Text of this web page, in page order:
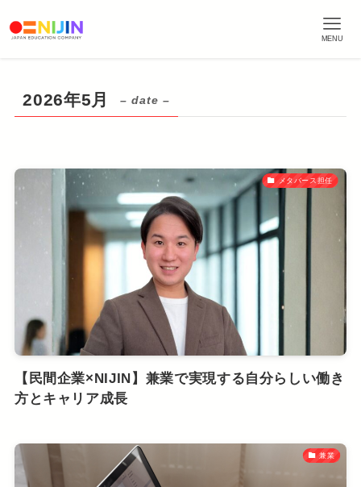
MENU
2026年5月 – date –
メタバース担任
【民間企業×NIJIN】兼業で実現する自分らしい働き
方とキャリア成長
兼業